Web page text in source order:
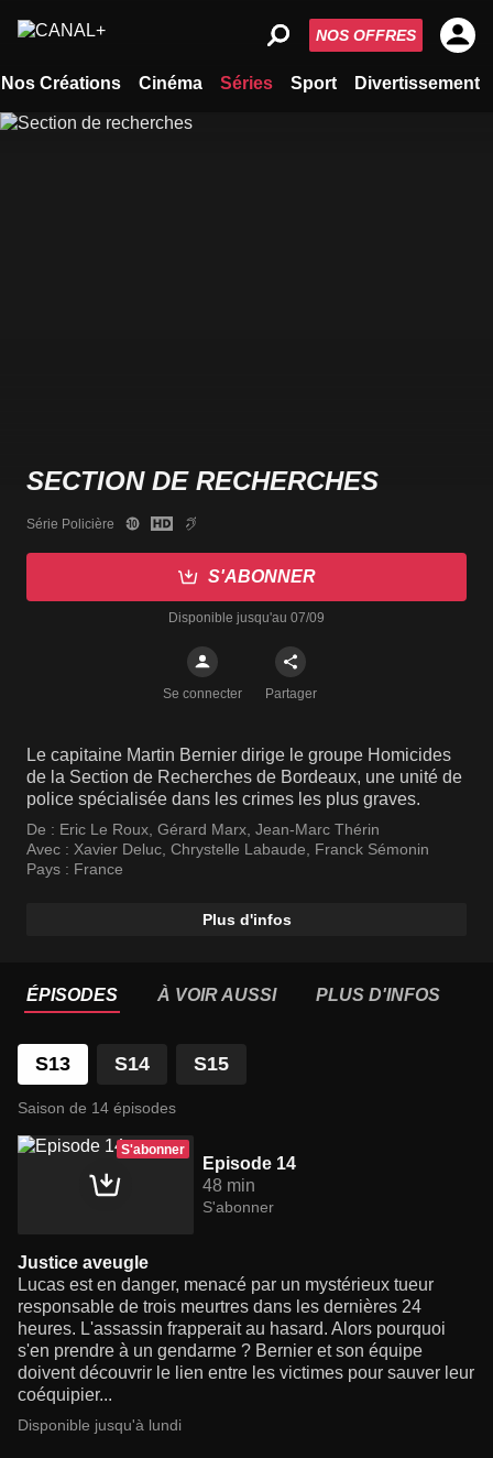
Nos Créations Cinéma Séries Sport Divertissement
NOS OFFRES
SECTION DE RECHERCHES
Série Policière
S'ABONNER
Disponible jusqu'au 07/09
Se connecter Partager
Le capitaine Martin Bernier dirige le groupe Homicides
de la Section de Recherches de Bordeaux, une unité de
police spécialisée dans les crimes les plus graves.
De : Eric Le Roux Gérard Marx Jean-Marc Thérin
Avec : Xavier Deluc Chrystelle Labaude
Franck Sémonin
Pays : France
Plus d'infos
ÉPISODES À VOIR AUSSI PLUS D'INFOS
S13 S14 S15
Saison de 14 épisodes
S'abonner
Episode 14
48 min
S'abonner
Justice aveugle
Lucas est en danger, menacé par un mystérieux tueur
responsable de trois meurtres dans les dernières 24
heures. L'assassin frapperait au hasard. Alors pourquoi
s'en prendre à un gendarme ? Bernier et son équipe
doivent découvrir le lien entre les victimes pour sauver leur
coéquipier...
Disponible jusqu'à lundi